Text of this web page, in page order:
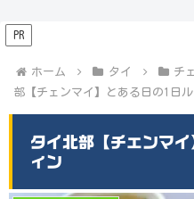
PR
ホーム タイ チ
部【チェンマイ】とある日の1日
タイ北部【チェンマ
ィン